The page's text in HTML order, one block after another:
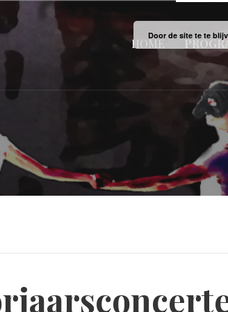
HOME
Door de site te te